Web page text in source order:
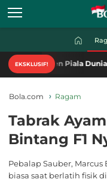
EKSKLUSIF!
Piala Dunia 2026
Bola.com Ragam
Tabrak
Bintang F1
Pebalap Sauber,
biasa saat berlatih fisik